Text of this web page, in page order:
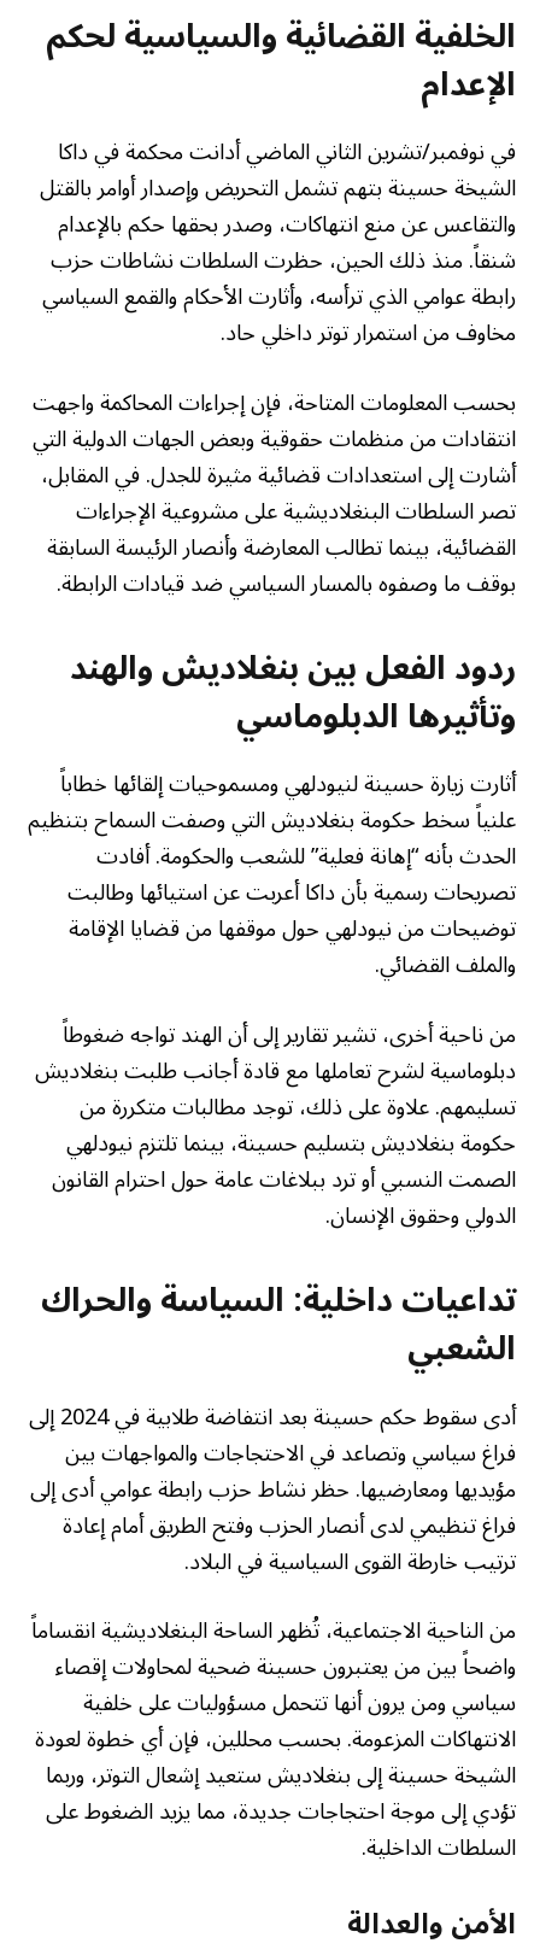
الخلفية القضائية والسياسية لحكم
الإعدام
في نوفمبر/تشرين الثاني الماضي أدانت محكمة في داكا
الشيخة حسينة بتهم تشمل التحريض وإصدار أوامر بالقتل
والتقاعس عن منع انتهاكات، وصدر بحقها حكم بالإعدام
شنقاً. منذ ذلك الحين، حظرت السلطات نشاطات حزب
رابطة عوامي الذي ترأسه، وأثارت الأحكام والقمع السياسي
مخاوف من استمرار توتر داخلي حاد.
بحسب المعلومات المتاحة، فإن إجراءات المحاكمة واجهت
انتقادات من منظمات حقوقية وبعض الجهات الدولية التي
أشارت إلى استعدادات قضائية مثيرة للجدل. في المقابل،
تصر السلطات البنغلاديشية على مشروعية الإجراءات
القضائية، بينما تطالب المعارضة وأنصار الرئيسة السابقة
بوقف ما وصفوه بالمسار السياسي ضد قيادات الرابطة.
ردود الفعل بين بنغلاديش والهند
وتأثيرها الدبلوماسي
أثارت زيارة حسينة لنيودلهي ومسموحيات إلقائها خطاباً
علنياً سخط حكومة بنغلاديش التي وصفت السماح بتنظيم
الحدث بأنه “إهانة فعلية” للشعب والحكومة. أفادت
تصريحات رسمية بأن داكا أعربت عن استيائها وطالبت
توضيحات من نيودلهي حول موقفها من قضايا الإقامة
والملف القضائي.
من ناحية أخرى، تشير تقارير إلى أن الهند تواجه ضغوطاً
دبلوماسية لشرح تعاملها مع قادة أجانب طلبت بنغلاديش
تسليمهم. علاوة على ذلك، توجد مطالبات متكررة من
حكومة بنغلاديش بتسليم حسينة، بينما تلتزم نيودلهي
الصمت النسبي أو ترد ببلاغات عامة حول احترام القانون
الدولي وحقوق الإنسان.
تداعيات داخلية: السياسة والحراك
الشعبي
أدى سقوط حكم حسينة بعد انتفاضة طلابية في 2024 إلى
فراغ سياسي وتصاعد في الاحتجاجات والمواجهات بين
مؤيديها ومعارضيها. حظر نشاط حزب رابطة عوامي أدى إلى
فراغ تنظيمي لدى أنصار الحزب وفتح الطريق أمام إعادة
ترتيب خارطة القوى السياسية في البلاد.
من الناحية الاجتماعية، تُظهر الساحة البنغلاديشية انقساماً
واضحاً بين من يعتبرون حسينة ضحية لمحاولات إقصاء
سياسي ومن يرون أنها تتحمل مسؤوليات على خلفية
الانتهاكات المزعومة. بحسب محللين، فإن أي خطوة لعودة
الشيخة حسينة إلى بنغلاديش ستعيد إشعال التوتر، وربما
تؤدي إلى موجة احتجاجات جديدة، مما يزيد الضغوط على
السلطات الداخلية.
الأمن والعدالة